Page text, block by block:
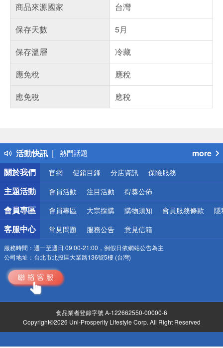
商品來源國家
台灣
保存天數
5月
保存溫層
冷藏
應免稅
應稅
應免稅
應稅
活動快訊
得獎公告
熱門話題
銀行優惠
偏遠地區配送
詐騙網頁！請小心！
more
關於我們
官網 促銷目錄 分店資訊 保險服務
主題活動 會員活動 注目活動 得獎公佈
會員專區 會員專區 大宗採購 購物須知 會員服務條款 隱
客服中心 常見問題 服務公告 意見信箱
服務時間： 週一至週日 09:00-21:00，例假日依網站公告為主
公司地址： 台北市北投區大業路136號5樓 (台灣)
食品業者登錄字號 A-122662550-00000-6
Copyright©2026 Uni-Prosperity Lifestyle Corp. All Right Reserved